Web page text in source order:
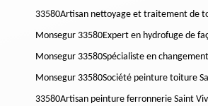
33580Artisan nettoyage et traitement de
Monsegur 33580Expert en hydrofuge de
Monsegur 33580Spécialiste en
Monsegur 33580Société peinture toiture
33580Artisan peinture ferronnerie Saint